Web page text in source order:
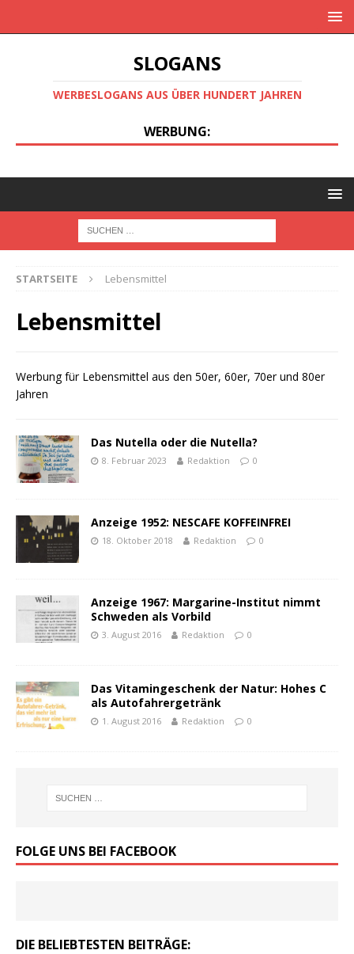
SLOGANS
WERBESLOGANS AUS ÜBER HUNDERT JAHREN
WERBUNG:
STARTSEITE Lebensmittel
Lebensmittel
Werbung für Lebensmittel aus den 50er, 60er, 70er und 80er
Jahren
Das Nutella oder die Nutella?
8. Februar 2023 Redaktion 0
Anzeige 1952: NESCAFE KOFFEINFREI
18. Oktober 2018 Redaktion 0
Anzeige 1967: Margarine-Institut nimmt
Schweden als Vorbild
3. August 2016 Redaktion 0
Das Vitamingeschenk der Natur: Hohes C
als Autofahrergetränk
1. August 2016 Redaktion 0
FOLGE UNS BEI FACEBOOK
DIE BELIEBTESTEN BEITRÄGE: